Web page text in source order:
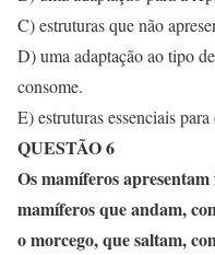
C) estruturas que não
D) uma adaptação ao tipo
consome.
E) estruturas essenciais
QUESTÃO 6
Os mamíferos
mamíferos que andam,
o morcego, que saltam,